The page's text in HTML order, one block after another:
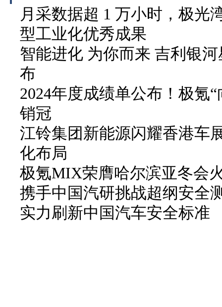
月采数据超 1 万小时，极光
型工业化优秀成果
智能进化 为你而来 吉利银
布
2024年度成绩单公布！极氪
销冠
江铃集团新能源闪耀香港车
化布局
极氪MIX荣膺哈尔滨亚冬会
携手中国汽研挑战超纲安全
实力刷新中国汽车安全标准